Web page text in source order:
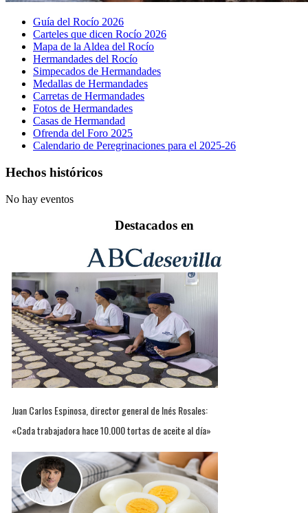
Guía del Rocío 2026
Carteles que dicen Rocío 2026
Mapa de la Aldea del Rocío
Hermandades del Rocío
Simpecados de Hermandades
Medallas de Hermandades
Carretas de Hermandades
Fotos de Hermandades
Casas de Hermandad
Ofrenda del Foro 2025
Calendario de Peregrinaciones para el 2025-26
Hechos históricos
No hay eventos
Destacados en
Juan Carlos Espinosa, director general de Inés Rosales:
«Cada trabajadora hace 10.000 tortas de aceite al día»